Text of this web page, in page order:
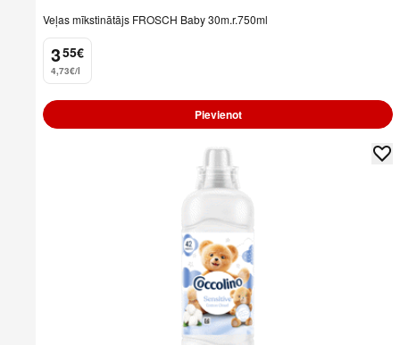
Veļas mīkstinātājs FROSCH Baby 30m.r.750ml
3
. 55€
4,73€/l
Pievienot